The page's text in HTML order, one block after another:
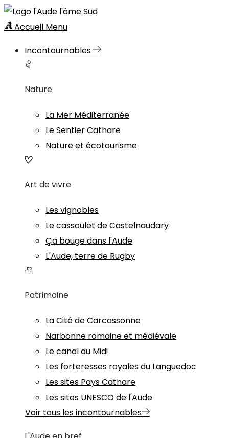
Accueil Menu
Incontournables
Nature
La Mer Méditerranée
Le Sentier Cathare
Nature et écotourisme
Art de vivre
Les vignobles
Le cassoulet de Castelnaudary
Ça bouge dans l'Aude
L'Aude, terre de Rugby
Patrimoine
La Cité de Carcassonne
Narbonne romaine et médiévale
Le canal du Midi
Les forteresses royales du Languedoc
Les sites Pays Cathare
Les sites UNESCO de l'Aude
Voir tous les incontournables